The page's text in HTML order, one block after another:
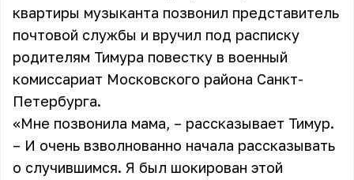
квартиры музыканта позвонил представитель
почтовой службы и вручил под расписку
родителям Тимура повестку в военный
комиссариат Московского района Санкт-
Петербурга.
«Мне позвонила мама, – рассказывает Тимур.
– И очень взволнованно начала рассказывать
о случившимся. Я был шокирован этой